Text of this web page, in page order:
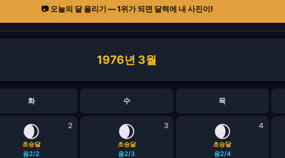
📷 오늘의 달 올리기 — 1위가 되면 달력에 내 사진이!
1976년 3월
화 수 목
2
🌒
초승달
음2/2
3
🌒
초승달
음2/3
4
🌒
초승달
음2/4